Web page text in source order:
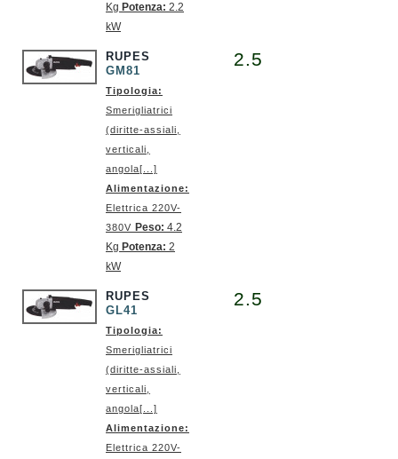
Kg Potenza: 2.2
kW
RUPES
GM81
Tipologia:
Smerigliatrici
(diritte-assiali,
verticali,
angola[...]
Alimentazione:
Elettrica 220V-
380V Peso: 4.2
Kg Potenza: 2
kW
2.5
RUPES
GL41
Tipologia:
Smerigliatrici
(diritte-assiali,
verticali,
angola[...]
Alimentazione:
Elettrica 220V-
2.5